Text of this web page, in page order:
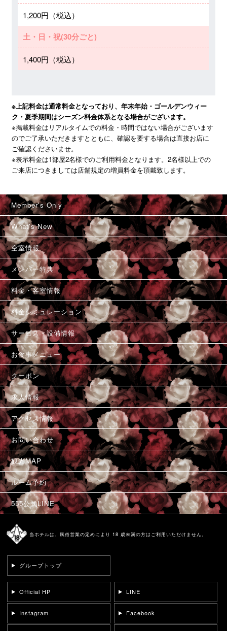
1,200円（税込）
土・日・祝(30分ごと)
1,400円（税込）
※上記料金は通常料金となっており、年末年始・ゴールデンウィー
ク・夏季期間はシーズン料金体系となる場合がございます。
※掲載料金はリアルタイムでの料金・時間ではない場合がございます
のでご了承いただきますとともに、確認を要する場合は直接お店に
ご確認くださいませ。
※表示料金は1部屋2名様でのご利用料金となります。2名様以上での
ご来店につきましては店舗規定の増員料金を頂戴致します。
Member's Only
What's New
空室情報
メンバー特典
料金・客室情報
料金シミュレーション
サービス・設備情報
お食事メニュー
クーポン
求人情報
アクセス情報
お問い合わせ
観光MAP
ルーム予約
555公式LINE
当ホテルは、風俗営業の定めにより 18 歳未満の方はご利用いただけません。
グループトップ
Official HP LINE
Instagram Facebook